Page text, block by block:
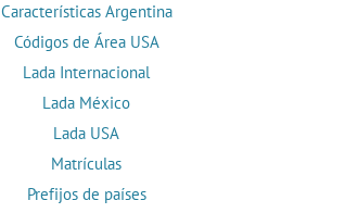
Características Argentina
Códigos de Área USA
Lada Internacional
Lada México
Lada USA
Matrículas
Prefijos de países